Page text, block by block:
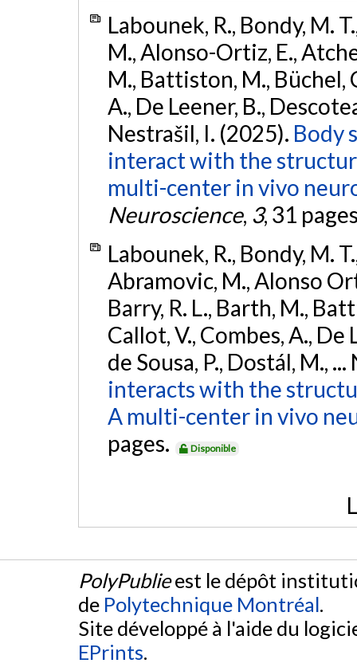
Labounek, R., Bondy, M.
M., Alonso-Ortiz, E.,
M., Battiston, M., Büchel,
A., De Leener, B.,
Nestrašil, I. (2025). Body
interact with the
multi-center in vivo
Neuroscience, 3, 31
Labounek, R., Bondy, M.
Abramovic, M., Alonso
Barry, R. L., Barth, M.,
Callot, V., Combes, A.,
de Sousa, P., Dostál, M.,
interacts with the
A multi-center in vivo
pages.
Disponible
PolyPublieest le dépôt
de Polytechnique Montréal.
Site développé à l'aide du
EPrints.